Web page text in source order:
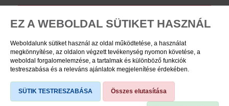
EZ A WEBOLDAL SÜTIKET HASZNÁL
Weboldalunk sütiket használ az oldal működtetése, a használat
megkönnyítése, az oldalon végzett tevékenység nyomon követése, a
weboldal forgalomelemzése, a tartalmak és különböző funkciók
testreszabása és a releváns ajánlatok megjelenítése érdekében.
SÜTIK TESTRESZABÁSA Összes elutasítása
Markolatok
Kormányszarvak, kormányvégek